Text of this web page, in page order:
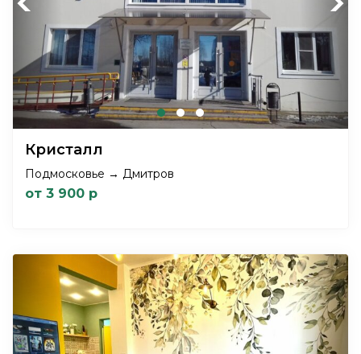
Previous Next
Кристалл
Подмосковье → Дмитров
от 3 900 р